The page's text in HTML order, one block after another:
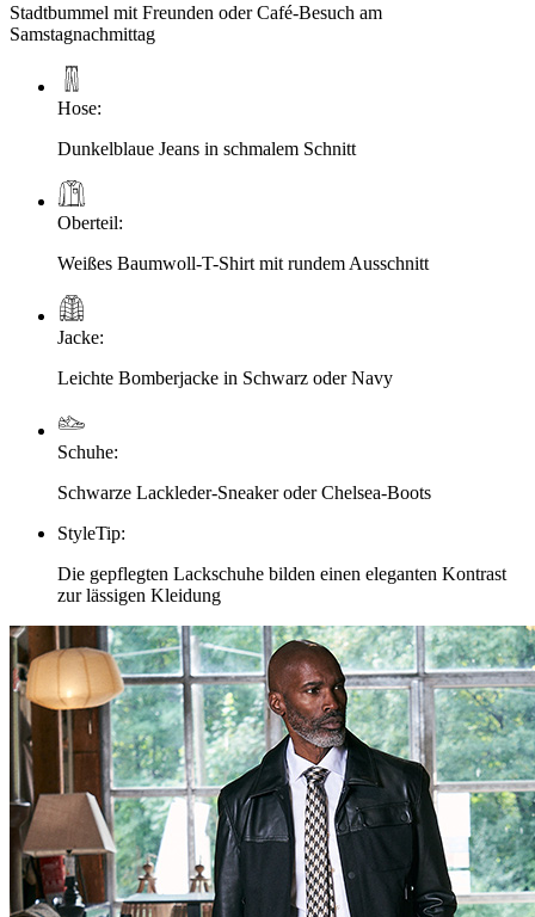
Stadtbummel mit Freunden oder Café-Besuch am
Samstagnachmittag
Hose:
Dunkelblaue Jeans in schmalem Schnitt
Oberteil:
Weißes Baumwoll-T-Shirt mit rundem Ausschnitt
Jacke:
Leichte Bomberjacke in Schwarz oder Navy
Schuhe:
Schwarze Lackleder-Sneaker oder Chelsea-Boots
StyleTip:
Die gepflegten Lackschuhe bilden einen eleganten Kontrast
zur lässigen Kleidung